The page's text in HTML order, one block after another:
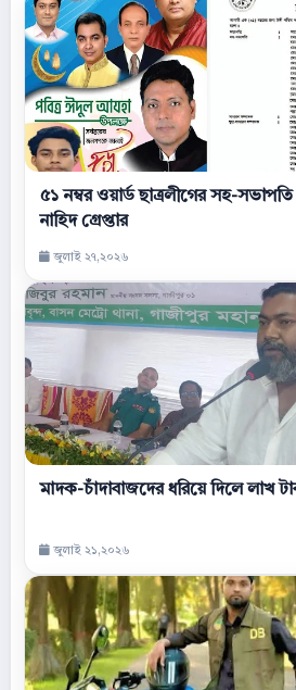
৫১ নম্বর ওয়ার্ড ছাত্রলীগের সহ-
নাহিদ গ্রেপ্তার
জুলাই ২৭,২০২৬
মাদক-চাঁদাবাজদের ধরিয়ে দিলে লাখ
জুলাই ২১,২০২৬